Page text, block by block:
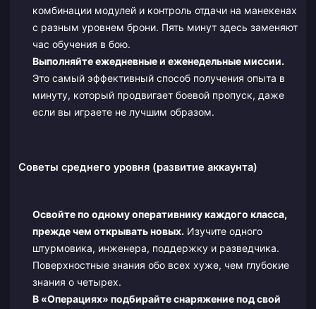
комбинации модулей и контроль отдачи на манекенах
с разным уровнем брони. Пять минут здесь заменяют
час обучения в бою.
Выполняйте ежедневные и еженедельные миссии.
Это самый эффективный способ получения опыта в
минуту, который продвигает боевой пропуск, даже
если вы играете не лучшим образом.
Советы среднего уровня (развитие аккаунта)
Освойте по одному оперативнику каждого класса,
прежде чем открывать новых. Изучите одного
штурмовика, инженера, поддержку и разведчика.
Поверхностные знания обо всех хуже, чем глубокие
знания о четырех.
В «Операциях» подбирайте снаряжение под свой